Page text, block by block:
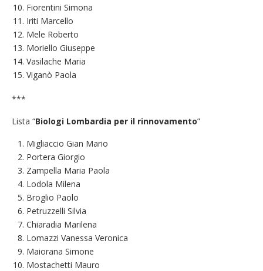
Fiorentini Simona
Iriti Marcello
Mele Roberto
Moriello Giuseppe
Vasilache Maria
Viganò Paola
***
Lista “Biologi Lombardia per il rinnovamento”
Migliaccio Gian Mario
Portera Giorgio
Zampella Maria Paola
Lodola Milena
Broglio Paolo
Petruzzelli Silvia
Chiaradia Marilena
Lomazzi Vanessa Veronica
Maiorana Simone
Mostachetti Mauro